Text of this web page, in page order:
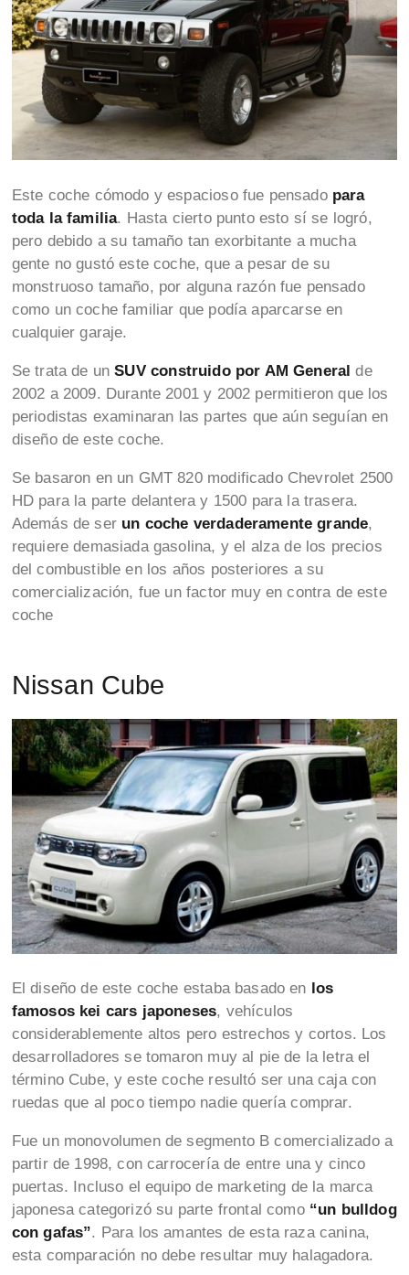
Este coche cómodo y espacioso fue pensado para
toda la familia. Hasta cierto punto esto sí se logró,
pero debido a su tamaño tan exorbitante a mucha
gente no gustó este coche, que a pesar de su
monstruoso tamaño, por alguna razón fue pensado
como un coche familiar que podía aparcarse en
cualquier garaje.
Se trata de un SUV construido por AM Generalde
2002 a 2009. Durante 2001 y 2002 permitieron que los
periodistas examinaran las partes que aún seguían en
diseño de este coche.
Se basaron en un GMT 820 modificado Chevrolet 2500
HD para la parte delantera y 1500 para la trasera.
Además de ser un coche verdaderamente grande,
requiere demasiada gasolina, y el alza de los precios
del combustible en los años posteriores a su
comercialización, fue un factor muy en contra de este
coche
Nissan Cube
El diseño de este coche estaba basado en los
famosos kei cars japoneses, vehículos
considerablemente altos pero estrechos y cortos. Los
desarrolladores se tomaron muy al pie de la letra el
término Cube, y este coche resultó ser una caja con
ruedas que al poco tiempo nadie quería comprar.
Fue un monovolumen de segmento B comercializado a
partir de 1998, con carrocería de entre una y cinco
puertas. Incluso el equipo de marketing de la marca
japonesa categorizó su parte frontal como “un bulldog
con gafas”. Para los amantes de esta raza canina,
esta comparación no debe resultar muy halagadora.